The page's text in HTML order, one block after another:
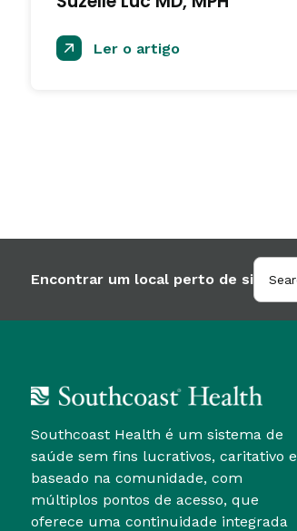
Ler o artigo
Encontrar um local perto de si
Southcoast Health é um sistema de
saúde sem fins lucrativos, caritativo e
baseado na comunidade, com
múltiplos pontos de acesso, que
oferece uma continuidade integrada